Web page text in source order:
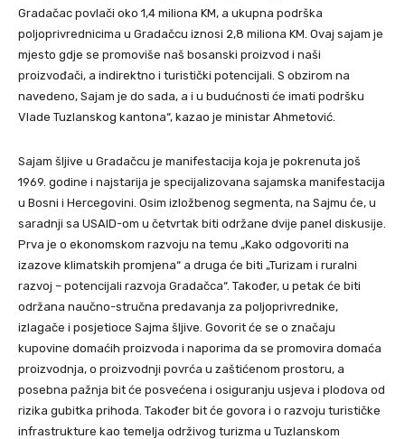
Gradačac povlači oko 1,4 miliona KM, a ukupna podrška
poljoprivrednicima u Gradačcu iznosi 2,8 miliona KM. Ovaj sajam je
mjesto gdje se promoviše naš bosanski proizvod i naši
proizvođači, a indirektno i turistički potencijali. S obzirom na
navedeno, Sajam je do sada, a i u budućnosti će imati podršku
Vlade Tuzlanskog kantona“, kazao je ministar Ahmetović.
Sajam šljive u Gradačcu je manifestacija koja je pokrenuta još
1969. godine i najstarija je specijalizovana sajamska manifestacija
u Bosni i Hercegovini. Osim izložbenog segmenta, na Sajmu će, u
saradnji sa USAID-om u četvrtak biti održane dvije panel diskusije.
Prva je o ekonomskom razvoju na temu „Kako odgovoriti na
izazove klimatskih promjena“ a druga će biti „Turizam i ruralni
razvoj – potencijali razvoja Gradačca“. Također, u petak će biti
održana naučno-stručna predavanja za poljoprivrednike,
izlagače i posjetioce Sajma šljive. Govorit će se o značaju
kupovine domaćih proizvoda i naporima da se promovira domaća
proizvodnja, o proizvodnji povrća u zaštićenom prostoru, a
posebna pažnja bit će posvećena i osiguranju usjeva i plodova od
rizika gubitka prihoda. Također bit će govora i o razvoju turističke
infrastrukture kao temelja održivog turizma u Tuzlanskom